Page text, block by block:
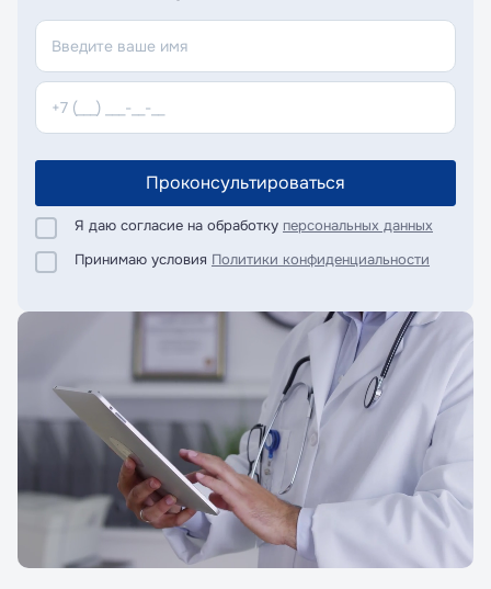
Проконсультироваться
Я даю согласие на обработку персональных данных
Принимаю условия Политики конфиденциальности